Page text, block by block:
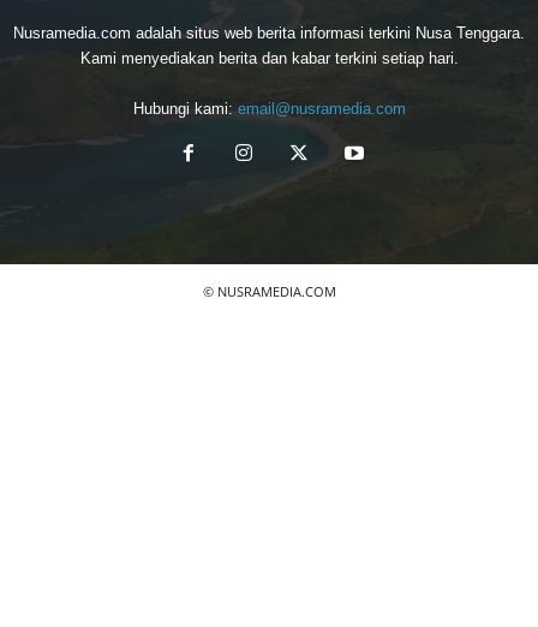
Nusramedia.com adalah situs web berita informasi terkini Nusa Tenggara.
Kami menyediakan berita dan kabar terkini setiap hari.
Hubungi kami: email@nusramedia.com
© NUSRAMEDIA.COM